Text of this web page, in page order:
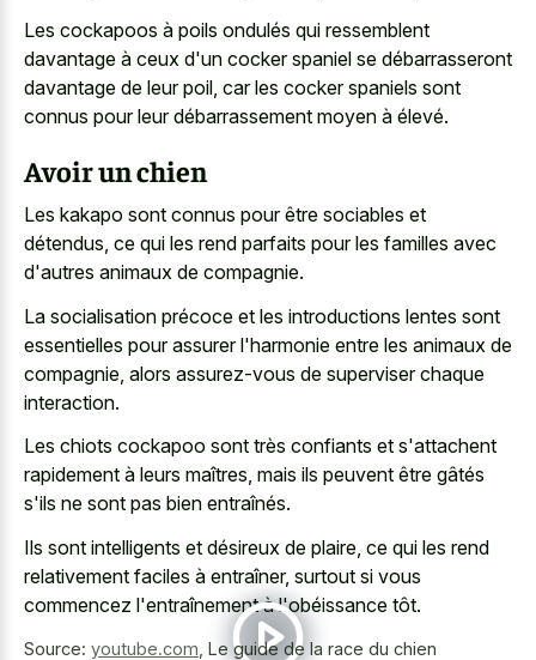
Les cockapoos à poils ondulés qui ressemblent
davantage à ceux d'un cocker spaniel se débarrasseront
davantage de leur poil, car les cocker spaniels sont
connus pour leur débarrassement moyen à élevé.
Avoir un chien
Les kakapo sont connus pour être sociables et
détendus, ce qui les rend parfaits pour les familles avec
d'autres animaux de compagnie.
La socialisation précoce et les introductions lentes sont
essentielles pour assurer l'harmonie entre les animaux de
compagnie, alors assurez-vous de superviser chaque
interaction.
Les chiots cockapoo sont très confiants et s'attachent
rapidement à leurs maîtres, mais ils peuvent être gâtés
s'ils ne sont pas bien entraînés.
Ils sont intelligents et désireux de plaire, ce qui les rend
relativement faciles à entraîner, surtout si vous
commencez l'entraînement à l'obéissance tôt.
Source: youtube.com Le guide de la race du chien